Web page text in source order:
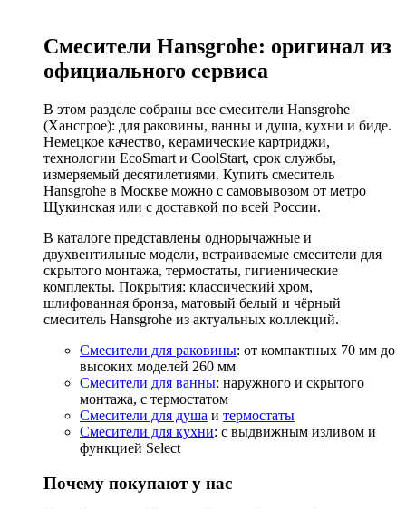
Смесители Hansgrohe: оригинал из
официального сервиса
В этом разделе собраны все смесители Hansgrohe
(Хансгрое): для раковины, ванны и душа, кухни и биде.
Немецкое качество, керамические картриджи,
технологии EcoSmart и CoolStart, срок службы,
измеряемый десятилетиями. Купить смеситель
Hansgrohe в Москве можно с самовывозом от метро
Щукинская или с доставкой по всей России.
В каталоге представлены однорычажные и
двухвентильные модели, встраиваемые смесители для
скрытого монтажа, термостаты, гигиенические
комплекты. Покрытия: классический хром,
шлифованная бронза, матовый белый и чёрный
смеситель Hansgrohe из актуальных коллекций.
Смесители для раковины: от компактных 70 мм до
высоких моделей 260 мм
Смесители для ванны: наружного и скрытого
монтажа, с термостатом
Смесители для душа и термостаты
Смесители для кухни: с выдвижным изливом и
функцией Select
Почему покупают у нас